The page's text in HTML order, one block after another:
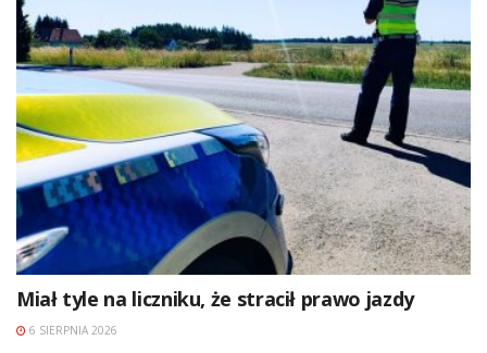
Miał tyle na liczniku, że stracił prawo jazdy
6 SIERPNIA 2026